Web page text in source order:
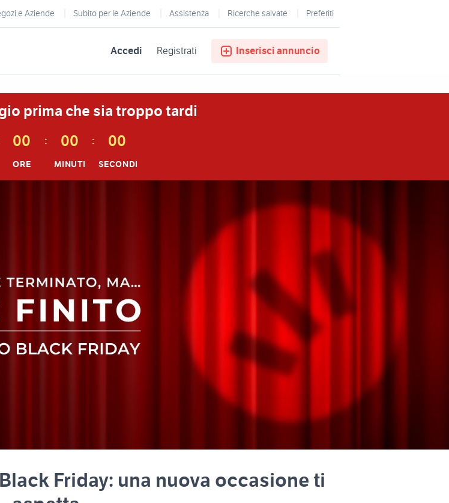
e Aziende Subito per le Aziende Assistenza Ricerche salvate Preferiti
Accedi Registrati Inserisci annuncio
prima che sia troppo tardi
00
ORE
: 00
MINUTI
: 00
SECONDI
Friday: una nuova occasione ti